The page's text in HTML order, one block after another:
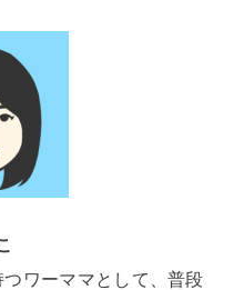
ワーママとして、普段